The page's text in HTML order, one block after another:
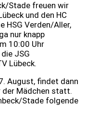
Stade freuen wir
und den HC
HSG Verden/Aller,
nur knapp
10:00 Uhr
JSG
Lübeck.
August, findet dann
der Mädchen statt.
Stade folgende